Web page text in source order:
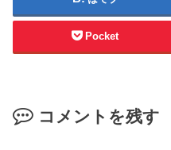
Pocket
コメントを残す